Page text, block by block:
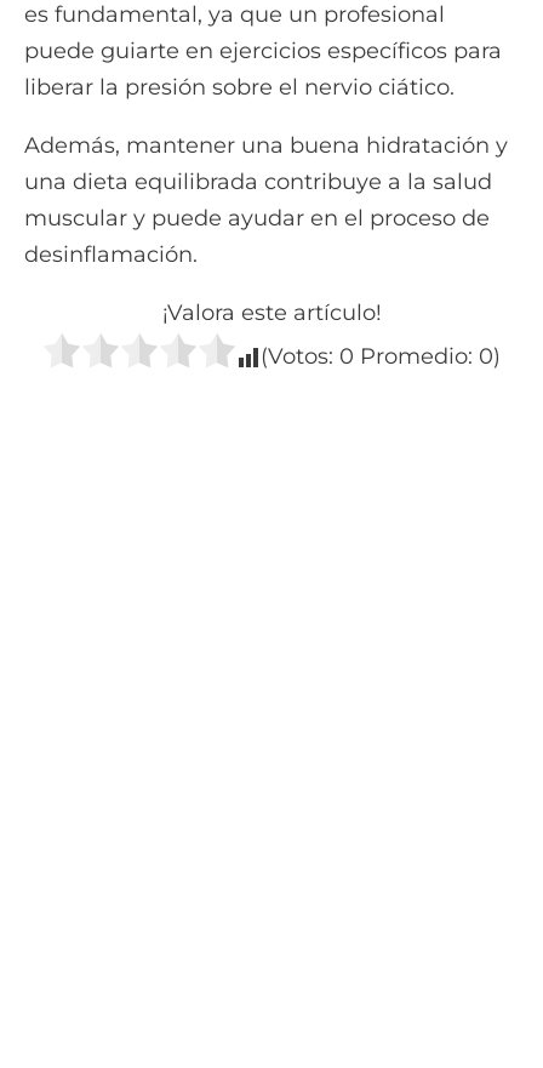
es fundamental, ya que un profesional
puede guiarte en ejercicios específicos para
liberar la presión sobre el nervio ciático.
Además, mantener una buena hidratación y
una dieta equilibrada contribuye a la salud
muscular y puede ayudar en el proceso de
desinflamación.
¡Valora este artículo!
(Votos: 0 Promedio: 0)